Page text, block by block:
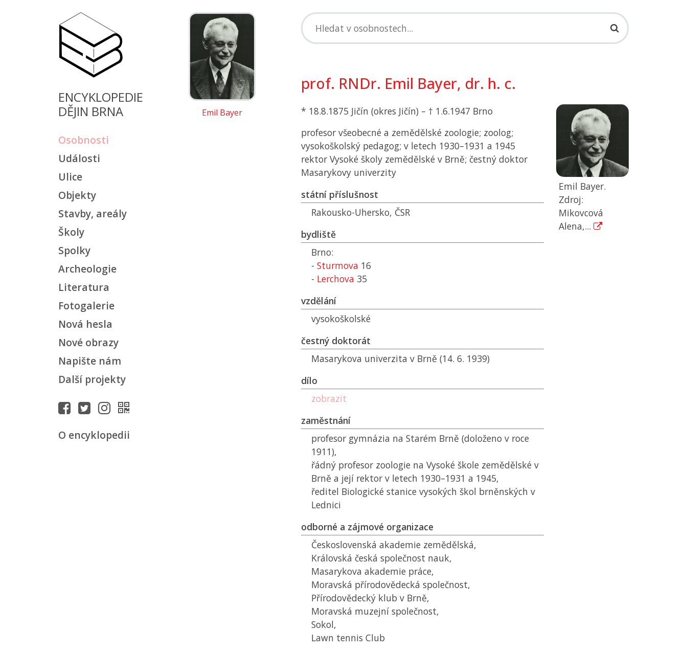
ENCYKLOPEDIE
DĚJIN BRNA
Osobnosti
Události
Ulice
Objekty
Stavby, areály
Školy
Spolky
Archeologie
Literatura
Fotogalerie
Nová hesla
Nové obrazy
Napište nám
Další projekty
O encyklopedii
Emil Bayer
prof. RNDr. Emil Bayer, dr. h. c.
* 18.8.1875 Jičín (okres Jičín) – † 1.6.1947 Brno
profesor všeobecné a zemědělské zoologie; zoolog;
vysokoškolský pedagog; v letech 1930–1931 a 1945
rektor Vysoké školy zemědělské v Brně; čestný doktor
Masarykovy univerzity
státní příslušnost
Rakousko-Uhersko, ČSR
bydliště
Brno:
- Sturmova 16
- Lerchova 35
vzdělání
vysokoškolské
čestný doktorát
Masarykova univerzita v Brně (14. 6. 1939)
dílo
zobrazit
zaměstnání
profesor gymnázia na Starém Brně (doloženo v roce
1911),
řádný profesor zoologie na Vysoké škole zemědělské v
Brně a její rektor v letech 1930–1931 a 1945,
ředitel Biologické stanice vysokých škol brněnských v
Lednici
odborné a zájmové organizace
Československá akademie zemědělská,
Královská česká společnost nauk,
Masarykova akademie práce,
Moravská přírodovědecká společnost,
Přírodovědecký klub v Brně,
Moravská muzejní společnost,
Sokol,
Lawn tennis Club
Emil Bayer.
Zdroj:
Mikovcová
Alena,...